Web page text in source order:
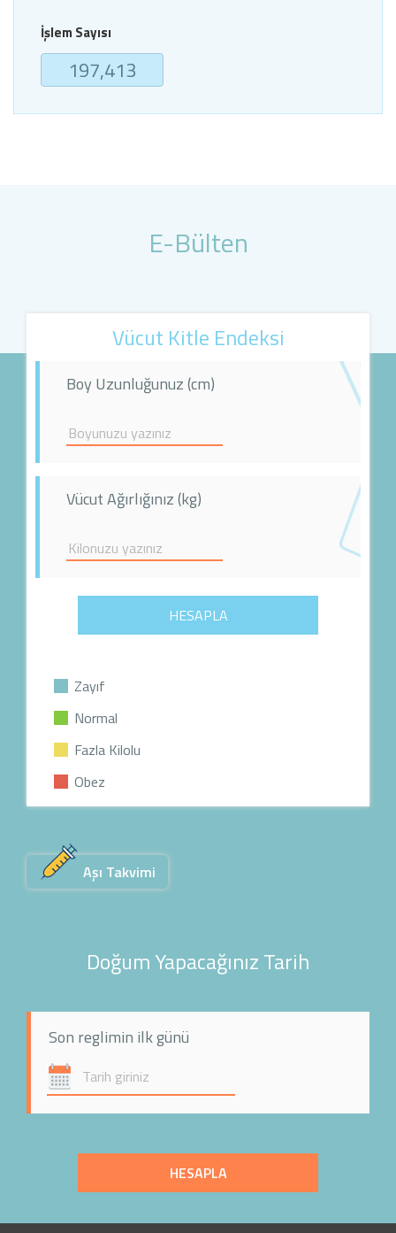
İşlem Sayısı
197,413
E-Bülten
Vücut Kitle Endeksi
Boy Uzunluğunuz (cm)
Vücut Ağırlığınız (kg)
HESAPLA
Zayıf
Normal
Fazla Kilolu
Obez
Aşı Takvimi
Doğum Yapacağınız Tarih
Son reglimin ilk günü
HESAPLA